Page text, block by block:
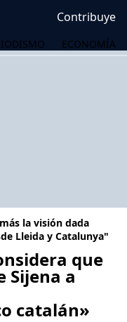
Contribuye
ECONOMÍA
la visión dada
Lleida y Catalunya"
que
Sijena a
catalán»